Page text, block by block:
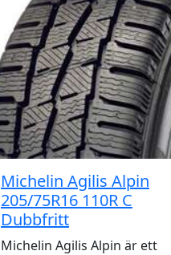
Michelin Agilis Alpin
205/75R16 110R C
Dubbfritt
Michelin Agilis Alpin är ett